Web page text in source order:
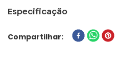
Especificação
PERSONAGEM
SUPER-HOMEM
Compartilhar